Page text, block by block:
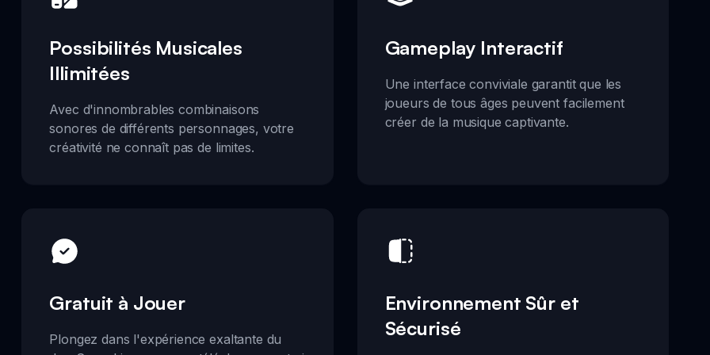
Possibilités Musicales
Illimitées
Avec d'innombrables combinaisons
sonores de différents personnages, votre
créativité ne connaît pas de limites.
Gameplay Interactif
Une interface conviviale garantit que les
joueurs de tous âges peuvent facilement
créer de la musique captivante.
Gratuit à Jouer
Plongez dans l'expérience exaltante du
Environnement Sûr et
Sécurisé